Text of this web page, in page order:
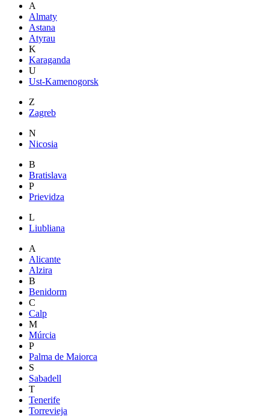
A
Almaty
Astana
Atyrau
K
Karaganda
U
Ust-Kamenogorsk
Z
Zagreb
N
Nicosia
B
Bratislava
P
Prievidza
L
Liubliana
A
Alicante
Alzira
B
Benidorm
C
Calp
M
Múrcia
P
Palma de Maiorca
S
Sabadell
T
Tenerife
Torrevieja